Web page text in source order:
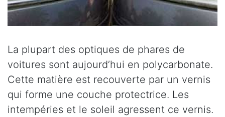
La plupart des optiques de phares de
voitures sont aujourd’hui en polycarbonate.
Cette matière est recouverte par un vernis
qui forme une couche protectrice. Les
intempéries et le soleil agressent ce vernis.